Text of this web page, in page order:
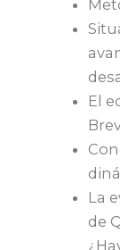
El
La
de